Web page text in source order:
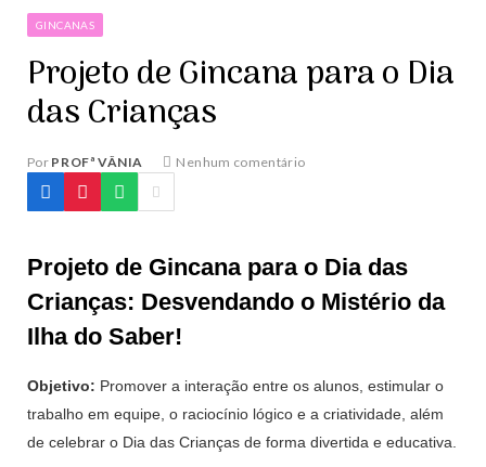
GINCANAS
Projeto de Gincana para o Dia
das Crianças
Por PROFª VÂNIA Nenhum comentário
Projeto de Gincana para o Dia das
Crianças: Desvendando o Mistério da
Ilha do Saber!
Objetivo: Promover a interação entre os alunos, estimular o
trabalho em equipe, o raciocínio lógico e a criatividade, além
de celebrar o Dia das Crianças de forma divertida e educativa.